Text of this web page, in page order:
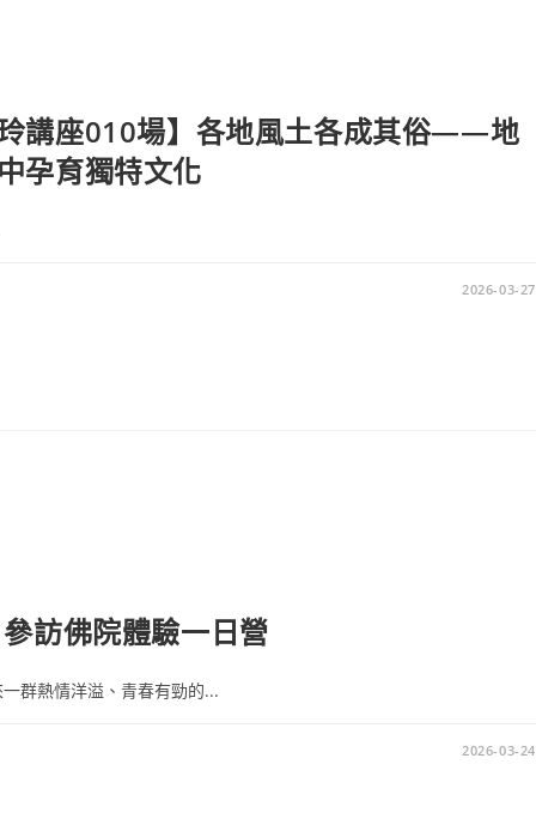
玲講座010場】各地風土各成其俗——地
孕育獨特文化
2026-03-27
訪佛院體驗一日營
群熱情洋溢、青春有勁的...
2026-03-24